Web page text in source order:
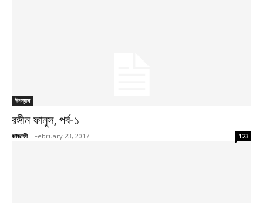
উপন্যাস
রঙ্গীন ফানুস, পর্ব-১
জাজাফী - February 23, 2017 123